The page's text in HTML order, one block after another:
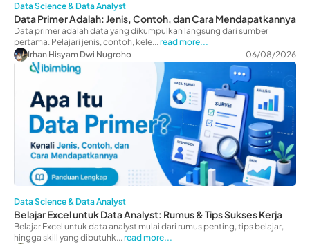
Data Science & Data Analyst
Data Primer Adalah: Jenis, Contoh, dan Cara Mendapatkannya
Data primer adalah data yang dikumpulkan langsung dari sumber
pertama. Pelajari jenis, contoh, kele...read more...
Irhan Hisyam Dwi Nugroho
06/08/2026
Data Science & Data Analyst
Belajar Excel untuk Data Analyst: Rumus & Tips Sukses Kerja
Belajar Excel untuk data analyst mulai dari rumus penting, tips belajar,
hingga skill yang dibutuhk...read more...